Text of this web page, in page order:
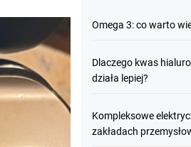
Omega 3: co warto
Dlaczego kwas
działa lepiej?
Kompleksowe
zakładach